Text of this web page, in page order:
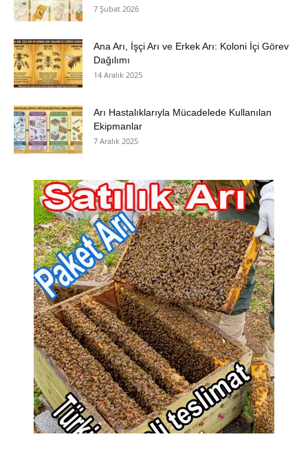
7 Şubat 2026
Ana Arı, İşçi Arı ve Erkek Arı: Koloni İçi Görev
Dağılımı
14 Aralık 2025
Arı Hastalıklarıyla Mücadelede Kullanılan
Ekipmanlar
7 Aralık 2025